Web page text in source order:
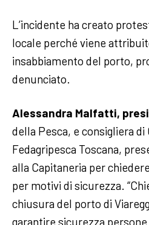
L’incidente ha creato
locale perché viene
insabbiamento del porto,
denunciato.
Alessandra Malfatti,
della Pesca, e consigliera
Fedagripesca Toscana,
alla Capitaneria per
per motivi di sicurezza.
chiusura del porto di
garantire sicurezza